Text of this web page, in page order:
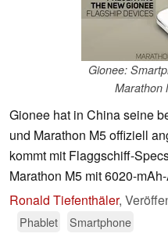
Gionee:
Marathon
Gionee hat in China seine
und Marathon M5 offiziell
kommt mit Flaggschiff-
Marathon M5 mit 6020-
Ronald Tiefenthäler,
Phablet
Smartphone